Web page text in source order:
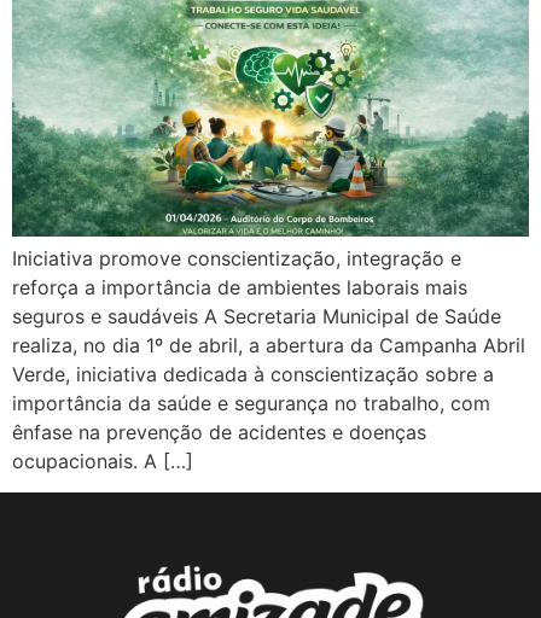
Iniciativa promove conscientização, integração e
reforça a importância de ambientes laborais mais
seguros e saudáveis A Secretaria Municipal de Saúde
realiza, no dia 1º de abril, a abertura da Campanha Abril
Verde, iniciativa dedicada à conscientização sobre a
importância da saúde e segurança no trabalho, com
ênfase na prevenção de acidentes e doenças
ocupacionais. A […]